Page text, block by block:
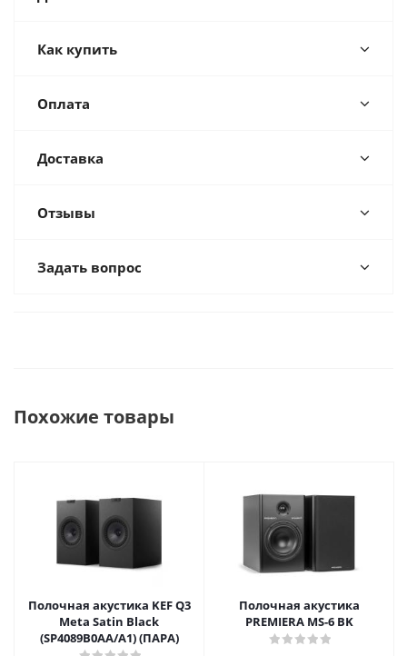
Как купить
Оплата
Доставка
Отзывы
Задать вопрос
Похожие товары
Полочная акустика KEF Q3
Meta Satin Black
(SP4089B0AA/A1) (ПАРА)
Полочная акустика
PREMIERA MS-6 BK